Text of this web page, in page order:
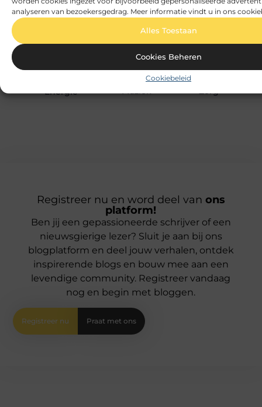
analyseren van bezoekersgedrag. Meer informatie vindt u in ons
Alles Toestaan
Cookies Beheren
Cookiebeleid
Boeken en
Tijdschriften
Dienstverlening
Energie
Management
Marketing
Media
Meubels
MKB
Kleding
Muziek
Wijn
Winkelen
Woningen
Zakelijk
Zorg
Registreer nu en word deel van ons
platform!
Ben jij een gepassioneerde schrijver of een
nieuwsgierige lezer? Sluit je aan bij ons
blogplatform en deel jouw verhalen, ontdek
inspirerende blogs en bouw mee aan een
levendige community. Registreer vandaag
nog en begin met bloggen.
Registreer nu Praat met ons